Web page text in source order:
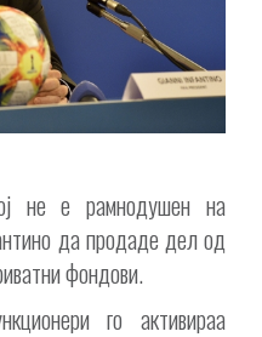
не е рамнодушен на
да продаде дел од
фондови.
го активираа